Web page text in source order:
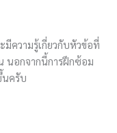
มีความรู้เกี่ยวกับหัวข้อที่
นอกจากนี้การฝึกซ้อม
นครับ